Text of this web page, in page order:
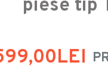
piese tip